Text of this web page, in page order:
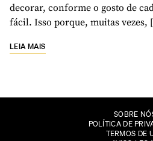
decorar, conforme o gosto de
fácil. Isso porque, muitas vezes,
LEIA MAIS
SOBRE
POLÍTICA DE
TERMOS DE